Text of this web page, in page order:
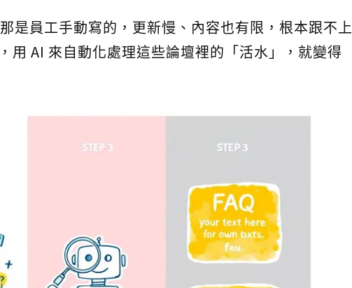
是員工手動寫的，更新慢、內容也有限，根本跟不上
用 AI 來自動化處理這些論壇裡的「活水」，就變得